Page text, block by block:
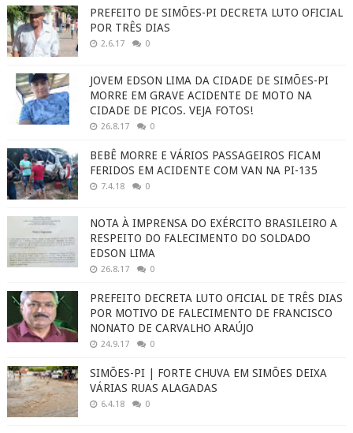
PREFEITO DE SIMÕES-PI DECRETA LUTO OFICIAL
POR TRÊS DIAS
2.6.17 0
JOVEM EDSON LIMA DA CIDADE DE SIMÕES-PI
MORRE EM GRAVE ACIDENTE DE MOTO NA
CIDADE DE PICOS. VEJA FOTOS!
26.8.17 0
BEBÊ MORRE E VÁRIOS PASSAGEIROS FICAM
FERIDOS EM ACIDENTE COM VAN NA PI-135
7.4.18 0
NOTA À IMPRENSA DO EXÉRCITO BRASILEIRO A
RESPEITO DO FALECIMENTO DO SOLDADO
EDSON LIMA
26.8.17 0
PREFEITO DECRETA LUTO OFICIAL DE TRÊS DIAS
POR MOTIVO DE FALECIMENTO DE FRANCISCO
NONATO DE CARVALHO ARAÚJO
24.9.17 0
SIMÕES-PI | FORTE CHUVA EM SIMÕES DEIXA
VÁRIAS RUAS ALAGADAS
6.4.18 0